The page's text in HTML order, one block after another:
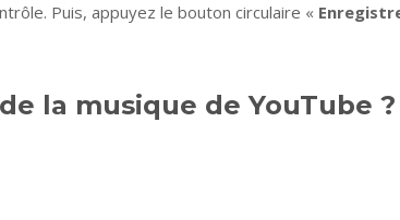
Puis, appuyez le bouton circulaire «
la musique de YouTube ?